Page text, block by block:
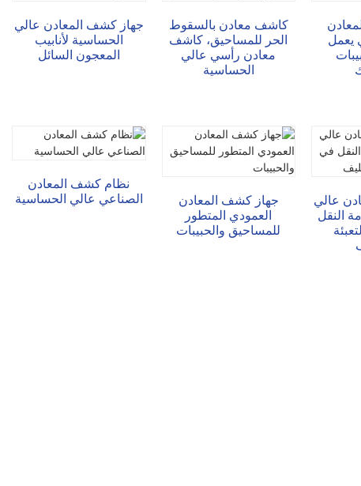
يعمل
كاشف معادن بالسقوط
الحر للمساحيق، كاشف
معادن رأسي عالي
الحساسية
جهاز كشف المعادن عالي
الحساسية لأنابيب
المعجون السائل
عالي
النقل
جهاز كشف المعادن
العمودي المتطور
للمساحيق والحبيبات
نظام كشف المعادن
الصناعي عالي الحساسية